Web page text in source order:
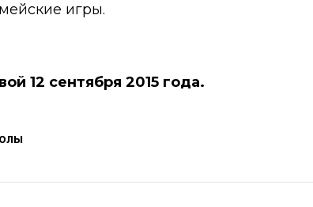
игры.
12 сентября 2015 года.